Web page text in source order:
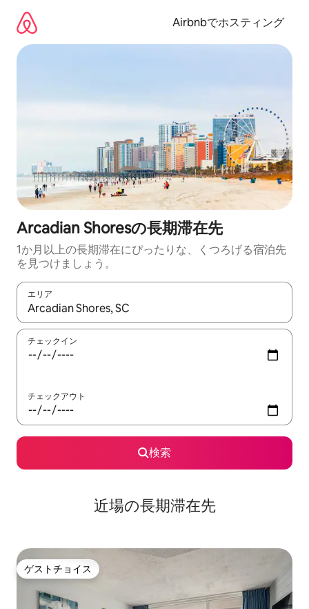
Airbnbでホスティング
Arcadian Shoresの長期滞在先
1か月以上の長期滞在にぴったりな、くつろげる宿泊先
を見つけましょう。
エリア
検索結果が表示されたら、上下の矢印キーを使って移動するか
チェックイン
チェックアウト
検索
近場の長期滞在先
ゲストチョイス
ゲストチョイス